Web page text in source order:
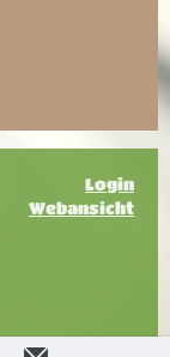
Login
Webansicht